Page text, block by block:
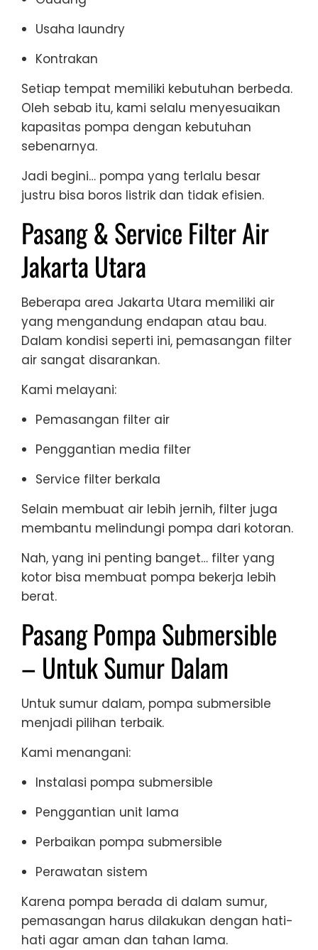
Usaha laundry
Kontrakan
Setiap tempat memiliki kebutuhan berbeda.
Oleh sebab itu, kami selalu menyesuaikan
kapasitas pompa dengan kebutuhan
sebenarnya.
Jadi begini… pompa yang terlalu besar
justru bisa boros listrik dan tidak efisien.
Pasang & Service Filter Air
Jakarta Utara
Beberapa area Jakarta Utara memiliki air
yang mengandung endapan atau bau.
Dalam kondisi seperti ini, pemasangan filter
air sangat disarankan.
Kami melayani:
Pemasangan filter air
Penggantian media filter
Service filter berkala
Selain membuat air lebih jernih, filter juga
membantu melindungi pompa dari kotoran.
Nah, yang ini penting banget… filter yang
kotor bisa membuat pompa bekerja lebih
berat.
Pasang Pompa Submersible
– Untuk Sumur Dalam
Untuk sumur dalam, pompa submersible
menjadi pilihan terbaik.
Kami menangani:
Instalasi pompa submersible
Penggantian unit lama
Perbaikan pompa submersible
Perawatan sistem
Karena pompa berada di dalam sumur,
pemasangan harus dilakukan dengan hati-
hati agar aman dan tahan lama.